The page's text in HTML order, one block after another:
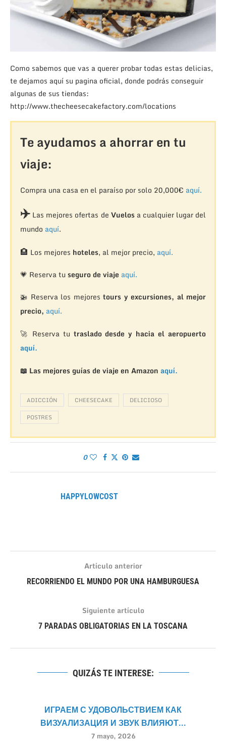
Como sabemos que vas a querer probar todas estas delicias,
te dejamos aquí su pagina oficial, donde podrás conseguir
algunas de sus tiendas:
http://www.thecheesecakefactory.com/locations
Te ayudamos a ahorrar en tu
viaje:
Compra una casa en el paraíso por solo 20,000€ aquí.
✈️Las mejores ofertas de Vuelosa cualquier lugar del
mundo aquí.
🏨 Los mejores hoteles, al mejor precio, aquí.
💗 Reserva tu seguro de viaje aquí.
🚁 Reserva los mejorestours y excursiones, al mejor
precio, aquí.
🚀 Reserva tu traslado desde y hacia el aeropuerto
aquí.
📖 Las mejores guías de viaje en Amazon aquí.
ADICCIÓN CHEESECAKE
DELICIOSO
POSTRES
0
HAPPYLOWCOST
Artículo anterior
RECORRIENDO EL MUNDO POR UNA HAMBURGUESA
Siguiente artículo
7 PARADAS OBLIGATORIAS EN LA TOSCANA
QUIZÁS TE INTERESE:
ИГРАЕМ С УДОВОЛЬСТВИЕМ КАК
ВИЗУАЛИЗАЦИЯ И ЗВУК ВЛИЯЮТ...
7 mayo, 2026